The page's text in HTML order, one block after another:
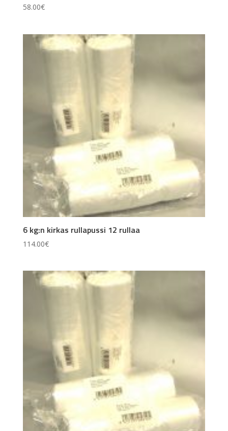
58.00€
6 kg:n kirkas rullapussi 12 rullaa
114.00€